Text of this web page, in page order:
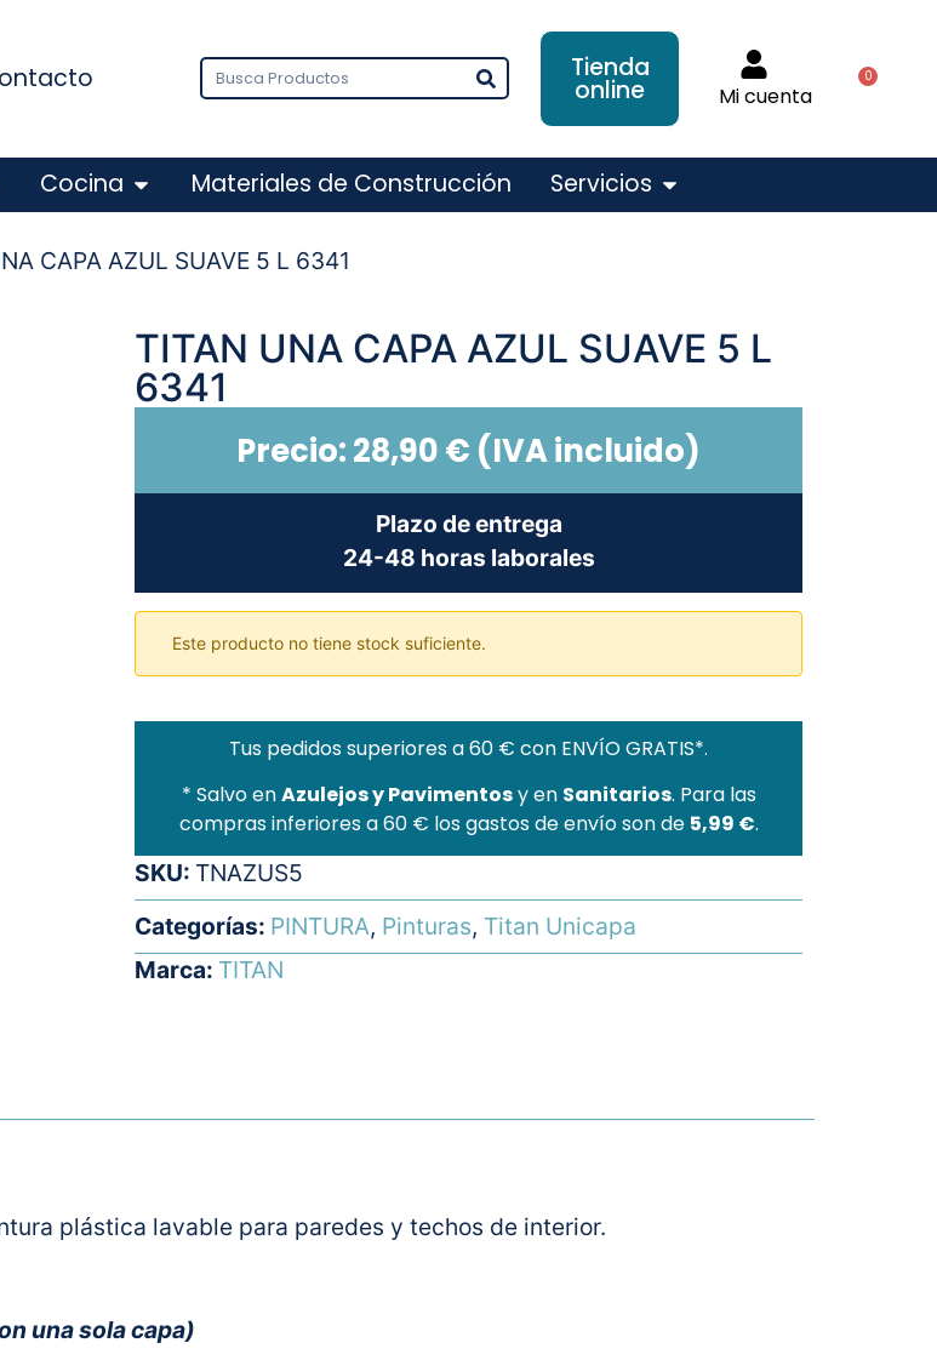
Tienda
online Mi cuenta
0
Cocina Materiales de Construcción Servicios
CAPA AZUL SUAVE 5 L 6341
TITAN UNA CAPA AZUL SUAVE 5 L
6341
Precio:28,90€ (IVA incluido)
Plazo de entrega
24-48 horas laborales
Este producto no tiene stock suficiente.
Tus pedidos superiores a 60 € con ENVÍO GRATIS*.
* Salvo enAzulejos y Pavimentosy en Sanitarios. Para las
compras inferiores a 60 € los gastos de envío son de 5,99 €.
SKU: TNAZUS5
Categorías: PINTURA, Pinturas, Titan Unicapa
Marca: TITAN
plástica lavable para paredes y techos de interior.
una sola capa)